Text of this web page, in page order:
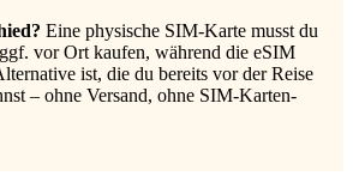
Eine physische SIM-Karte musst du
vor Ort kaufen, während die eSIM
ist, die du bereits vor der Reise
– ohne Versand, ohne SIM-Karten-